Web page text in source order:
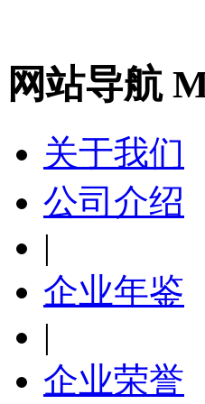
网站导航
关于我们
公司介绍
|
企业年鉴
|
企业荣誉